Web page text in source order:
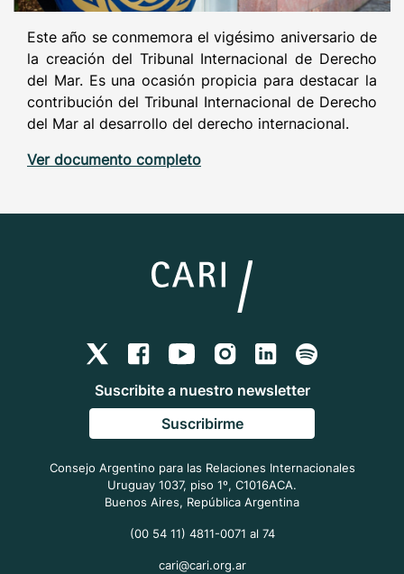
Este año se conmemora el vigésimo aniversario de
la creación del Tribunal Internacional de Derecho
del Mar. Es una ocasión propicia para destacar la
contribución del Tribunal Internacional de Derecho
del Mar al desarrollo del derecho internacional.
Ver documento completo
Consejo Argentino para las Relaciones Internacionales
Uruguay 1037, piso 1º, C1016ACA.
Buenos Aires, República Argentina
(00 54 11) 4811-0071 al 74
cari@cari.org.ar
Suscribite a nuestro newsletter
Suscribirme